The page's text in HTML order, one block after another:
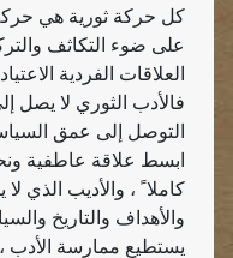
كل حركة ثورية هي حركة
على ضوء التكاثف
العلاقات الفردية
فالأدب الثوري لا يصل
التوصل إلى عمق السياسة
ابسط علاقة عاطفية
كاملا ً ، والأديب الذي
والأهداف والتاريخ
يستطيع ممارسة الأدب ،